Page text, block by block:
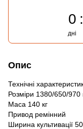
0
дні
Опис
Технічні
Розміри 1380/650/
Маса 140 кг
Привод ремінний
Ширина культивації